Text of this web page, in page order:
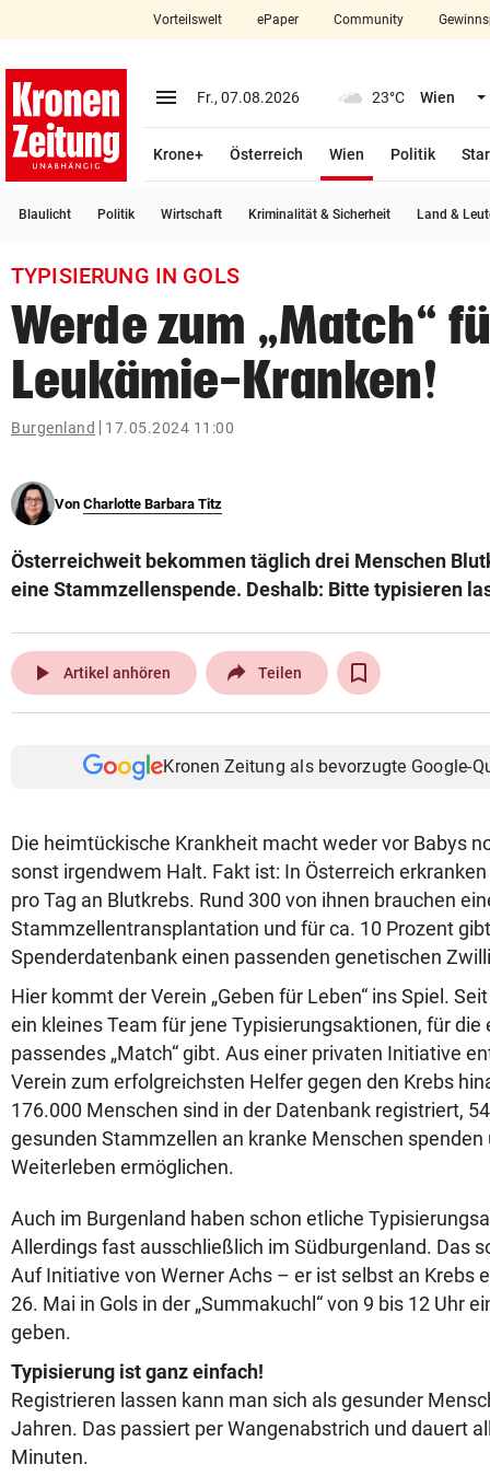
closeSchließen
account_circle Anmelden
arrow_right
bookmark
search
Suchbegriff
eingeben
© Krone Multimedia GmbH & Co KG 2026
Vorteilswelt ePaper Community
menu Menü aufklappen
Fr., 07.08.2026 23°C Wien
Krone+ Österreich Wien
Politik
Blaulicht Politik Wirtschaft Kriminalität & Sicherheit Land &
TYPISIERUNG IN GOLS
Werde zum „Match“
Leukämie-Kranken!
Burgenland 17.05.2024 11:00
Von Charlotte Barbara Titz
Österreichweit bekommen täglich drei Menschen
eine Stammzellenspende. Deshalb: Bitte typisieren
play_arrow Artikel anhören Teilen
Kronen Zeitung als bevorzugte Google-
Die heimtückische Krankheit macht weder vor Babys
sonst irgendwem Halt. Fakt ist: In Österreich
pro Tag an Blutkrebs. Rund 300 von ihnen brauchen
Stammzellentransplantation und für ca. 10 Prozent
Spenderdatenbank einen passenden genetischen
Hier kommt der Verein „Geben für Leben“ ins Spiel.
ein kleines Team für jene Typisierungsaktionen, für die
passendes „Match“ gibt. Aus einer privaten Initiative
Verein zum erfolgreichsten Helfer gegen den Krebs
176.000 Menschen sind in der Datenbank registriert,
gesunden Stammzellen an kranke Menschen spenden
Weiterleben ermöglichen.
Auch im Burgenland haben schon etliche
Allerdings fast ausschließlich im Südburgenland. Das
Auf Initiative von Werner Achs – er ist selbst an Krebs
26. Mai in Gols in der „Summakuchl“ von 9 bis 12 Uhr
geben.
Typisierung ist ganz einfach!
Registrieren lassen kann man sich als gesunder
Jahren. Das passiert per Wangenabstrich und dauert
Minuten.